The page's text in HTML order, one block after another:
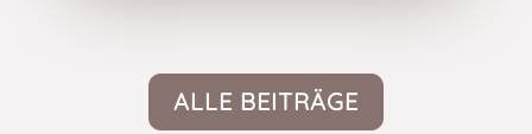
ALLE BEITRÄGE